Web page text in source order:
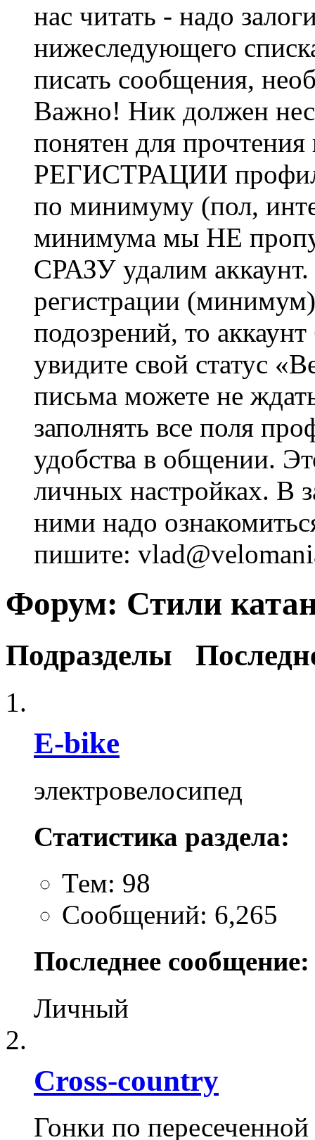
нас читать - надо
нижеследующего
писать сообщения,
Важно! Ник должен
понятен для
РЕГИСТРАЦИИ профиль
по минимуму (пол,
минимума мы НЕ
СРАЗУ удалим
регистрации
подозрений, то
увидите свой статус
письма можете не
заполнять все поля
удобства в общении.
личных настройках. В
ними надо
пишите:
Форум: Стили
Подразделы
E-bike
электровелосипед
Статистика раздела:
Тем: 98
Сообщений: 6,265
Последнее сообщение:
Личный
Cross-сountry
Гонки по